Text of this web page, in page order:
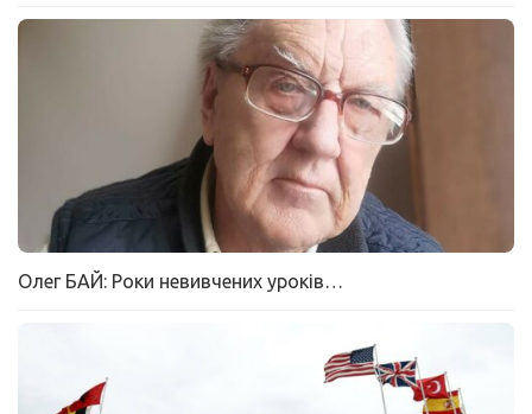
Олег БАЙ: Роки невивчених уроків…